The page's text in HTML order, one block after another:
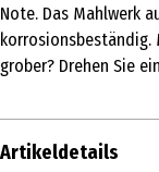
Note. Das Mahlwerk
korrosionsbeständig.
grober? Drehen Sie
Artikeldetails